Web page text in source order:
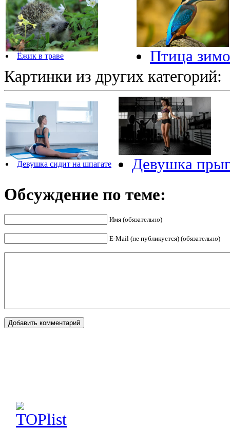
Ёжик в траве Птица
Картинки из других категорий:
Девушка сидит на шпагате Девушка
Обсуждение по теме:
Имя (обязательно)
E-Mail (не публикуется) (обязательно)